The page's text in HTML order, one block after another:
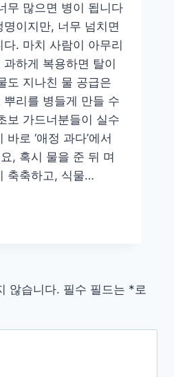
무 많으면 병이 됩니다
이지만, 너무 넘치면
. 마치 사람이 아무리
하게 복용하면 탈이
도 지나친 물 공급은
리를 병들게 만들 수
보 가드너분들이 실수
로 ‘애정 과다’에서
, 혹시 물을 준 뒤 며
축축하고, 식물…
않습니다. 필수 필드는 *로